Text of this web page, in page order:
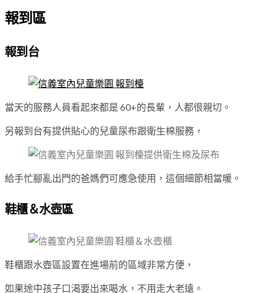
報到區
報到台
當天的服務人員看起來都是 60+的長輩，人都很親切。
另報到台有提供貼心的兒童尿布跟衛生棉服務，
給手忙腳亂出門的爸媽們可應急使用，這個細節相當暖。
鞋櫃＆水壺區
鞋櫃跟水壺區設置在進場前的區域非常方便，
如果途中孩子口渴要出來喝水，不用走大老遠。